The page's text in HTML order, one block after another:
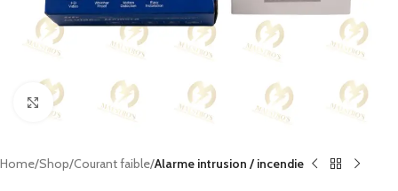
Click to enlarge
Home Shop Courant faible Alarme intrusion / incendie